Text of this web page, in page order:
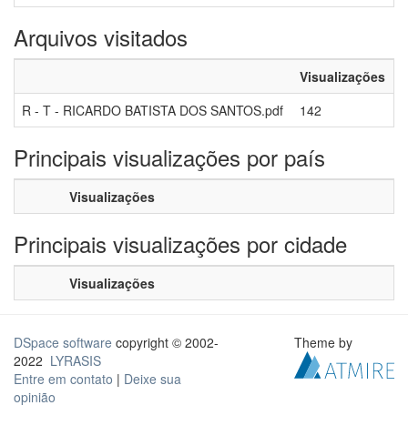
Arquivos visitados
Visualizações
R - T - RICARDO BATISTA DOS SANTOS.pdf
142
Principais visualizações por país
Visualizações
Principais visualizações por cidade
Visualizações
DSpace software copyright © 2002-
2022 LYRASIS
Entre em contato | Deixe sua
opinião
Theme by